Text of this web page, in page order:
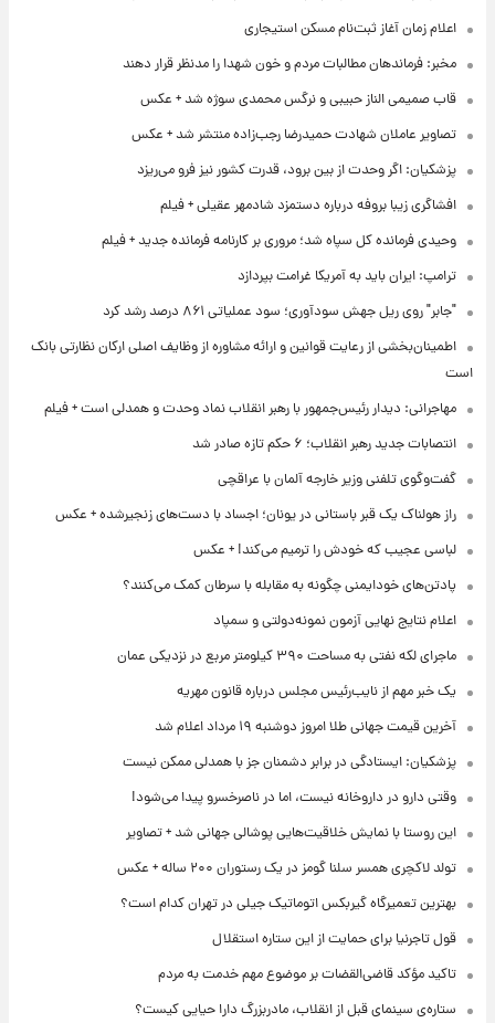
اعلام زمان آغاز ثبت‌نام مسکن استیجاری
مخبر: فرماندهان مطالبات مردم و خون شهدا را مدنظر قرار دهند
قاب صمیمی الناز حبیبی و نرگس محمدی سوژه شد + عکس
تصاویر عاملان شهادت حمیدرضا رجب‌زاده منتشر شد + عکس
پزشکیان: اگر وحدت از بین برود، قدرت کشور نیز فرو می‌ریزد
افشاگری زیبا بروفه درباره دستمزد شادمهر عقیلی + فیلم
وحیدی فرمانده کل سپاه شد؛ مروری بر کارنامه فرمانده جدید + فیلم
ترامپ: ایران باید به آمریکا غرامت بپردازد
"جابر" روی ریل جهش سودآوری؛ سود عملیاتی ۸۶۱ درصد رشد کرد
اطمینان‌بخشی از رعایت قوانین و ارائه مشاوره از وظایف اصلی ارکان نظارتی بانک
است
مهاجرانی: دیدار رئیس‌جمهور با رهبر انقلاب نماد وحدت و همدلی است + فیلم
انتصابات جدید رهبر انقلاب؛ ۶ حکم تازه صادر شد
گفت‌وگوی تلفنی وزیر خارجه آلمان با عراقچی
راز هولناک یک قبر باستانی در یونان؛ اجساد با دست‌های زنجیرشده + عکس
لباسی عجیب که خودش را ترمیم می‌کند! + عکس
پادتن‌های خودایمنی چگونه به مقابله با سرطان کمک می‌کنند؟
اعلام نتایج نهایی آزمون نمونه‌دولتی و سمپاد
ماجرای لکه نفتی به مساحت ۳۹۰ کیلومتر مربع در نزدیکی عمان
یک خبر مهم از نایب‌رئیس مجلس درباره قانون مهریه
آخرین قیمت جهانی طلا امروز دوشنبه ۱۹ مرداد اعلام شد
پزشکیان: ایستادگی در برابر دشمنان جز با همدلی ممکن نیست
وقتی دارو در داروخانه نیست، اما در ناصرخسرو پیدا می‌شود!
این روستا با نمایش خلاقیت‌هایی پوشالی جهانی شد + تصاویر
تولد لاکچری همسر سلنا گومز در یک رستوران ۲۰۰ ساله + عکس
بهترین تعمیرگاه گیربکس اتوماتیک جیلی در تهران کدام است؟
قول تاجرنیا برای حمایت از این ستاره استقلال
تاکید مؤکد قاضی‌القضات بر موضوع مهم خدمت به مردم
ستاره‌ی سینمای قبل از انقلاب، مادربزرگ دارا حیایی کیست؟